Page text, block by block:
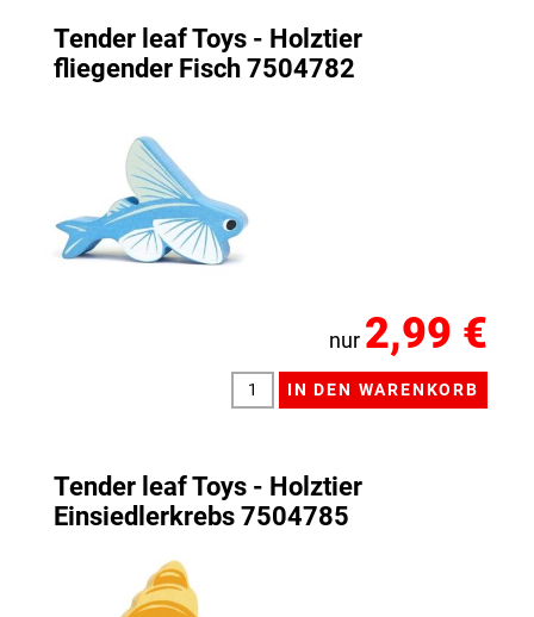
Tender leaf Toys - Holztier
fliegender Fisch 7504782
nur 2,99 €
Tender leaf Toys - Holztier
Einsiedlerkrebs 7504785